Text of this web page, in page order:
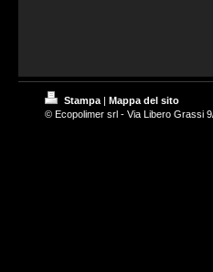
Stampa
Mappa del sito
© Ecopolimer srl - Via Libero Grassi